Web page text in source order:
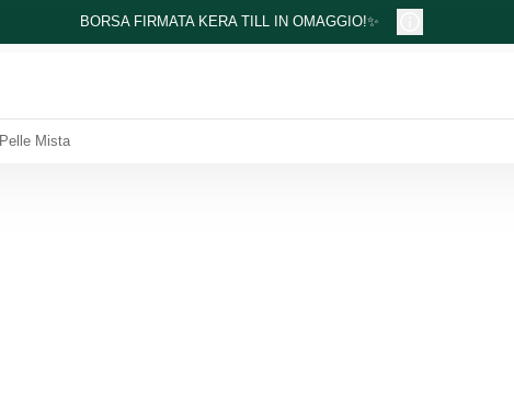
BORSA FIRMATA KERA TILL IN OMAGGIO!✨
Pelle Mista